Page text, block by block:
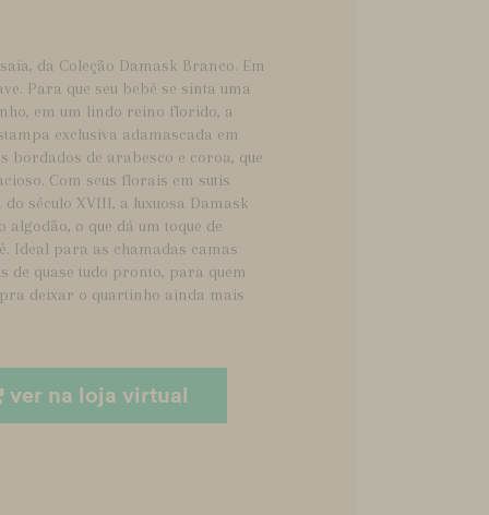
da Coleção Damask Branco. Em
Para que seu bebê se sinta uma
em um lindo reino florido, a
exclusiva adamascada em
bordados de arabesco e coroa, que
Com seus florais em sutis
século XVIII, a luxuosa Damask
o que dá um toque de
Ideal para as chamadas camas
de quase tudo pronto, para quem
deixar o quartinho ainda mais
ver na loja virtual